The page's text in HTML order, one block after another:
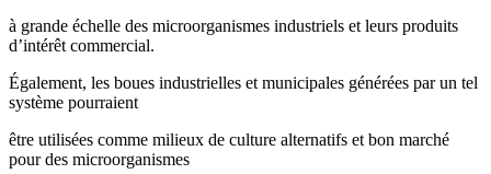
à grande échelle des microorganismes industriels et leurs produits
d’intérêt commercial.
Également, les boues industrielles et municipales générées par un tel
système pourraient
être utilisées comme milieux de culture alternatifs et bon marché
pour des microorganismes